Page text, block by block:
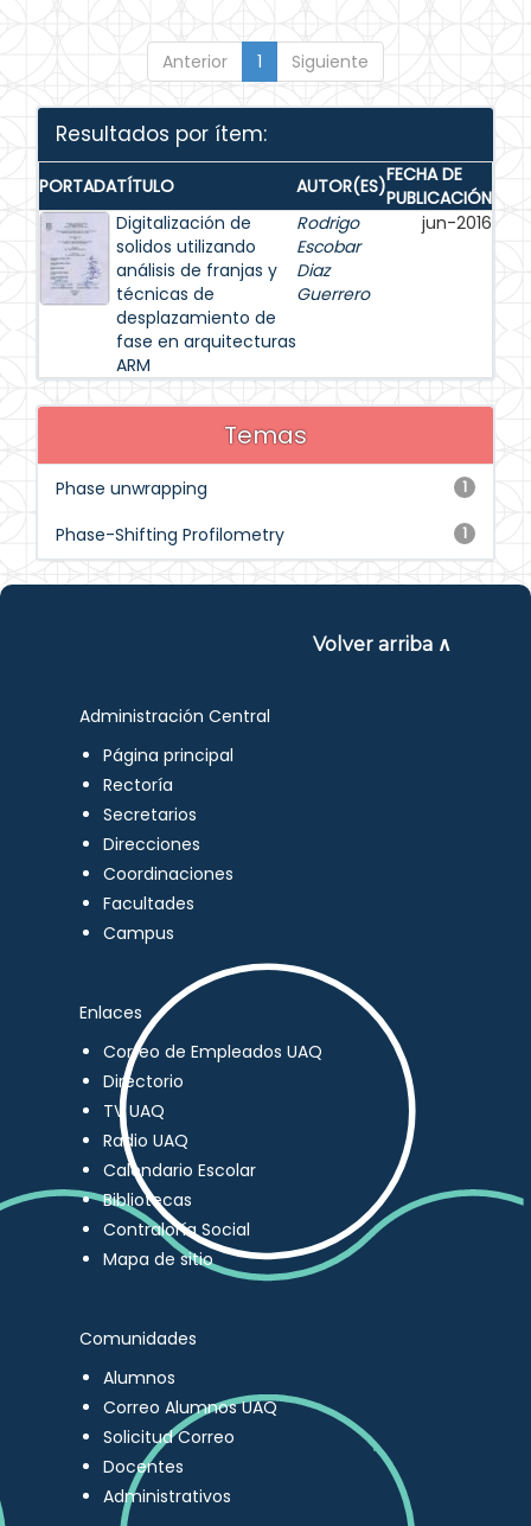
Anterior 1 Siguiente
Resultados por ítem:
PORTADATÍTULO AUTOR(ES)FECHA DE
PUBLICACIÓN
Digitalización de
solidos utilizando
análisis de franjas y
técnicas de
desplazamiento de
fase en arquitecturas
ARM
Rodrigo
Escobar
Diaz
Guerrero
jun-2016
Temas
1
Phase unwrapping
1
Phase-Shifting Profilometry
Volver arriba ∧
Administración Central
Página principal
Rectoría
Secretarios
Direcciones
Coordinaciones
Facultades
Campus
Enlaces
Correo de Empleados UAQ
Directorio
TV UAQ
Radio UAQ
Calendario Escolar
Bibliotecas
Contraloría Social
Mapa de sitio
Comunidades
Alumnos
Correo Alumnos UAQ
Solicitud Correo
Docentes
Administrativos